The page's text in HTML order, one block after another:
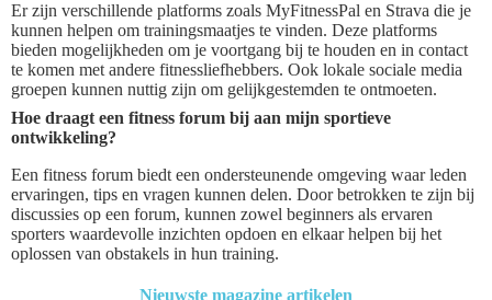
Er zijn verschillende platforms zoals MyFitnessPal en Strava die je
kunnen helpen om trainingsmaatjes te vinden. Deze platforms
bieden mogelijkheden om je voortgang bij te houden en in contact
te komen met andere fitnessliefhebbers. Ook lokale sociale media
groepen kunnen nuttig zijn om gelijkgestemden te ontmoeten.
Hoe draagt een fitness forum bij aan mijn sportieve
ontwikkeling?
Een fitness forum biedt een ondersteunende omgeving waar leden
ervaringen, tips en vragen kunnen delen. Door betrokken te zijn bij
discussies op een forum, kunnen zowel beginners als ervaren
sporters waardevolle inzichten opdoen en elkaar helpen bij het
oplossen van obstakels in hun training.
Nieuwste magazine artikelen